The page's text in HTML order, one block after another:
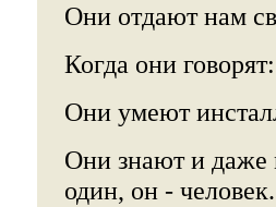
Они отдают нам
Когда они
Они умеют
Они знают и даже
один, он - человек.